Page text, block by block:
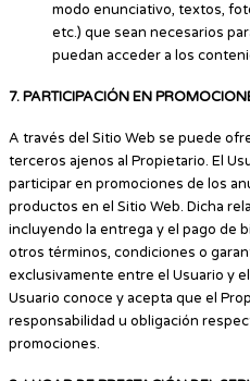
modo enunciativo, textos,
etc.) que sean necesarios
puedan acceder a los
7. PARTICIPACIÓN EN
A través del Sitio Web se puede
terceros ajenos al Propietario. El
participar en promociones de los
productos en el Sitio Web. Dicha
incluyendo la entrega y el pago de
otros términos, condiciones o
exclusivamente entre el Usuario y
Usuario conoce y acepta que el
responsabilidad u obligación
promociones.